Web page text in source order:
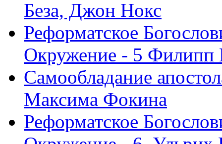
Беза, Джон Нокс
Реформатское
Окружение - 5 Филипп
Самообладание
Максима Фокина
Реформатское